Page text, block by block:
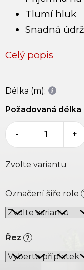
Tlumí hluk
Snadná
Celý popis
Označení šíře role
Řez ?
Zvolte variantu
Délka (m):
Požadovaná délka
- +